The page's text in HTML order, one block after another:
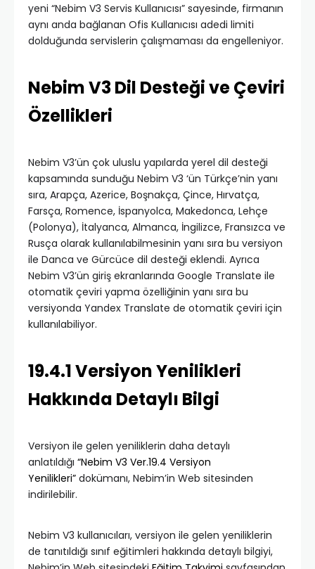
yeni “Nebim V3 Servis Kullanıcısı” sayesinde, firmanın
aynı anda bağlanan Ofis Kullanıcısı adedi limiti
dolduğunda servislerin çalışmaması da engelleniyor.
Nebim V3 Dil Desteği ve Çeviri
Özellikleri
Nebim V3’ün çok uluslu yapılarda yerel dil desteği
kapsamında sunduğu Nebim V3 ‘ün Türkçe’nin yanı
sıra, Arapça, Azerice, Boşnakça, Çince, Hırvatça,
Farsça, Romence, İspanyolca, Makedonca, Lehçe
(Polonya), İtalyanca, Almanca, İngilizce, Fransızca ve
Rusça olarak kullanılabilmesinin yanı sıra bu versiyon
ile Danca ve Gürcüce dil desteği eklendi. Ayrıca
Nebim V3’ün giriş ekranlarında Google Translate ile
otomatik çeviri yapma özelliğinin yanı sıra bu
versiyonda Yandex Translate de otomatik çeviri için
kullanılabiliyor.
19.4.1 Versiyon Yenilikleri
Hakkında Detaylı Bilgi
Versiyon ile gelen yeniliklerin daha detaylı
anlatıldığı “Nebim V3 Ver.19.4 Versiyon
Yenilikleri” dokümanı, Nebim’in Web sitesinden
indirilebilir.
Nebim V3 kullanıcıları, versiyon ile gelen yeniliklerin
de tanıtıldığı sınıf eğitimleri hakkında detaylı bilgiyi,